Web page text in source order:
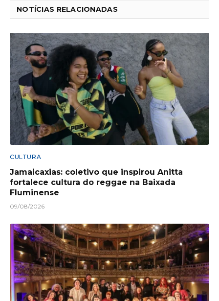
NOTÍCIAS RELACIONADAS
CULTURA
Jamaicaxias: coletivo que inspirou Anitta
fortalece cultura do reggae na Baixada
Fluminense
09/08/2026